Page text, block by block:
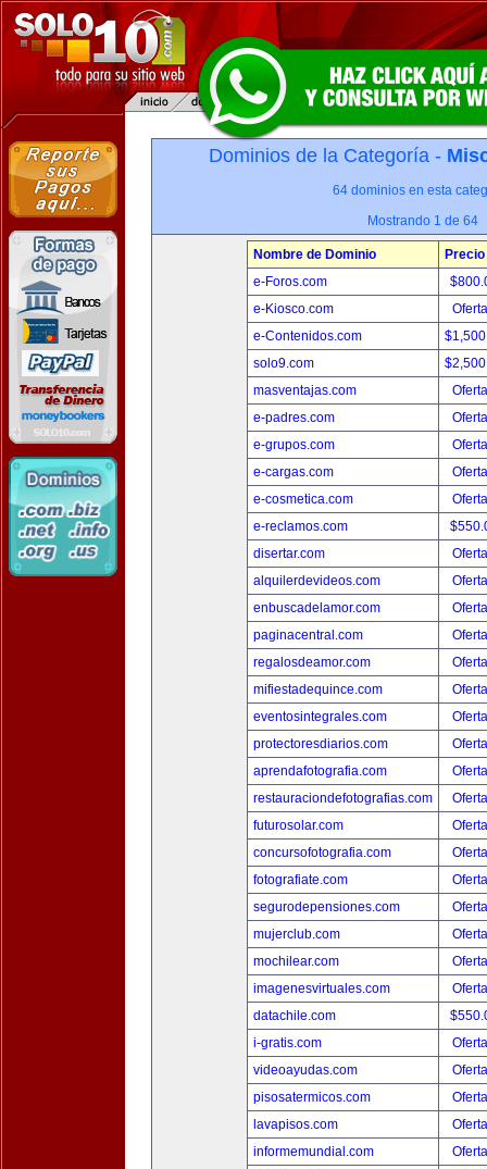
Dominios de la Categoría -
64 dominios en esta
Mostrando 1 de 64
Nombre de Dominio
Precio
e-Foros.com
e-Kiosco.com
e-Contenidos.com
solo9.com
masventajas.com
e-padres.com
e-grupos.com
e-cargas.com
e-cosmetica.com
e-reclamos.com
disertar.com
alquilerdevideos.com
enbuscadelamor.com
paginacentral.com
regalosdeamor.com
mifiestadequince.com
eventosintegrales.com
protectoresdiarios.com
aprendafotografia.com
restauraciondefotografias.com
futurosolar.com
concursofotografia.com
fotografiate.com
segurodepensiones.com
mujerclub.com
mochilear.com
imagenesvirtuales.com
datachile.com
i-gratis.com
videoayudas.com
pisosatermicos.com
lavapisos.com
informemundial.com